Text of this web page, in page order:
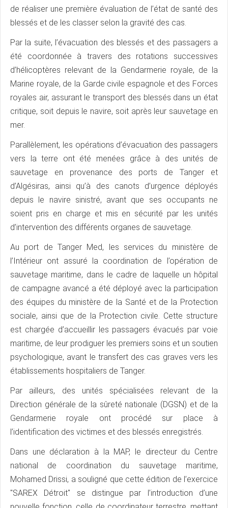
de réaliser une première évaluation de l’état de santé des
blessés et de les classer selon la gravité des cas.
Par la suite, l’évacuation des blessés et des passagers a
été coordonnée à travers des rotations successives
d’hélicoptères relevant de la Gendarmerie royale, de la
Marine royale, de la Garde civile espagnole et des Forces
royales air, assurant le transport des blessés dans un état
critique, soit depuis le navire, soit après leur sauvetage en
mer.
Parallèlement, les opérations d’évacuation des passagers
vers la terre ont été menées grâce à des unités de
sauvetage en provenance des ports de Tanger et
d’Algésiras, ainsi qu’à des canots d’urgence déployés
depuis le navire sinistré, avant que ses occupants ne
soient pris en charge et mis en sécurité par les unités
d’intervention des différents organes de sauvetage.
Au port de Tanger Med, les services du ministère de
l’Intérieur ont assuré la coordination de l’opération de
sauvetage maritime, dans le cadre de laquelle un hôpital
de campagne avancé a été déployé avec la participation
des équipes du ministère de la Santé et de la Protection
sociale, ainsi que de la Protection civile. Cette structure
est chargée d’accueillir les passagers évacués par voie
maritime, de leur prodiguer les premiers soins et un soutien
psychologique, avant le transfert des cas graves vers les
établissements hospitaliers de Tanger.
Par ailleurs, des unités spécialisées relevant de la
Direction générale de la sûreté nationale (DGSN) et de la
Gendarmerie royale ont procédé sur place à
l’identification des victimes et des blessés enregistrés.
Dans une déclaration à la MAP, le directeur du Centre
national de coordination du sauvetage maritime,
Mohamed Drissi, a souligné que cette édition de l’exercice
"SAREX Détroit" se distingue par l’introduction d’une